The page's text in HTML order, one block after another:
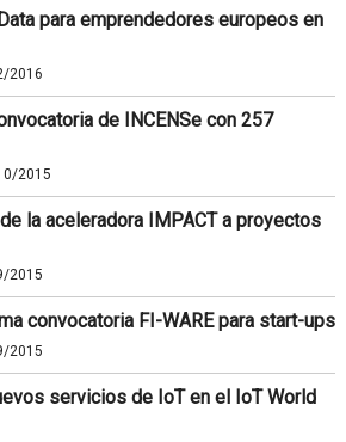
para emprendedores europeos en
2016
de INCENSe con 257
2015
la aceleradora IMPACT a proyectos
2015
convocatoria FI-WARE para start-ups
2015
servicios de IoT en el IoT World